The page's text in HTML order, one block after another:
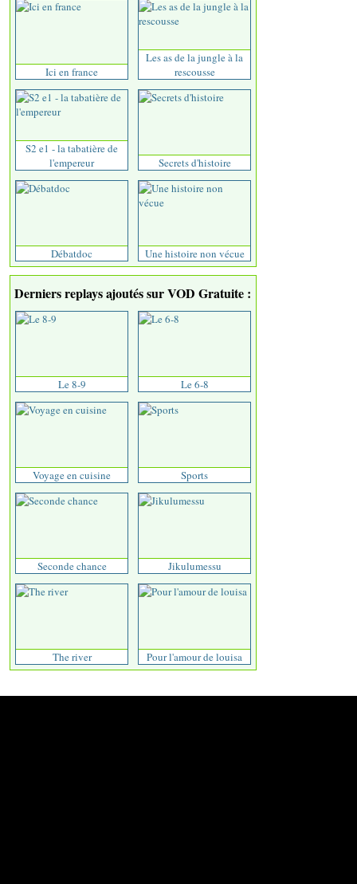
Ici en france
Les as de la jungle à la
rescousse
S2 e1 - la tabatière de
l'empereur
Secrets d'histoire
Débatdoc Une histoire non vécue
Derniers replays ajoutés sur VOD Gratuite :
Le 8-9 Le 6-8
Voyage en cuisine Sports
Seconde chance Jikulumessu
The river Pour l'amour de louisa